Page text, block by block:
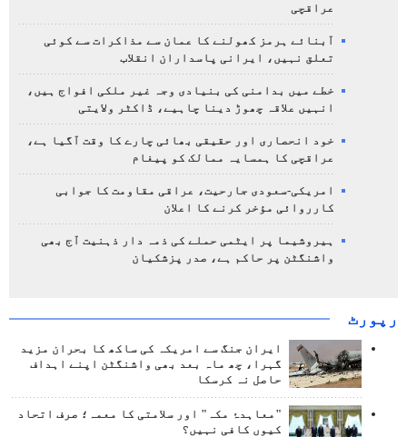
عراقچی
آبنائے ہرمز کھولنے کا عمان سے مذاکرات سے کوئی
تعلق نہیں، ایرانی پاسداران انقلاب
خطے میں بدامنی کی بنیادی وجہ غیر ملکی افواج ہیں،
انہیں علاقہ چھوڑ دینا چاہیے، ڈاکٹر ولایتی
خود انحصاری اور حقیقی بھائی چارے کا وقت آگیا ہے،
عراقچی کا ہمسایہ ممالک کو پیغام
امریکی-سعودی جارحیت، عراقی مقاومت کا جوابی
کارروائی مؤخر کرنے کا اعلان
ہیروشیما پر ایٹمی حملے کی ذمہ دار ذہنیت آج بھی
واشنگٹن پر حاکم ہے، صدر پزشکیان
رپورٹ
ایران جنگ سے امریکہ کی ساکھ کا بحران مزید
گہرا، چھ ماہ بعد بھی واشنگٹن اپنے اہداف
حاصل نہ کرسکا
"معاہدۂ مکہ" اور سلامتی کا معمہ؛ صرف اتحاد
کیوں کافی نہیں؟